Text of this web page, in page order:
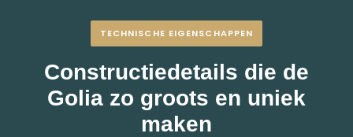
TECHNISCHE EIGENSCHAPPEN
Constructiedetails die de
Golia zo groots en uniek
maken